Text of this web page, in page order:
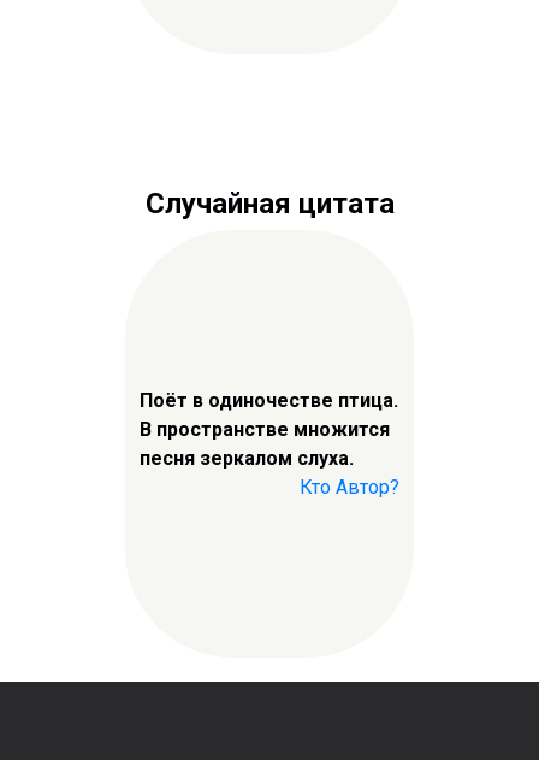
Случайная цитата
Поёт в одиночестве птица.
В пространстве множится
песня зеркалом слуха.
Кто Автор?